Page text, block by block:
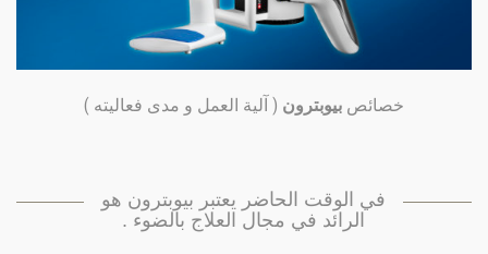
خصائص بيوبترون ( آلية العمل و مدى فعاليته )
في الوقت الحاضر يعتبر بيوبترون هو
الرائد في مجال العلاج بالضوء .